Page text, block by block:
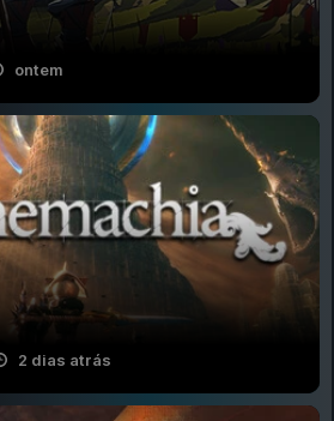
ontem
2 dias atrás